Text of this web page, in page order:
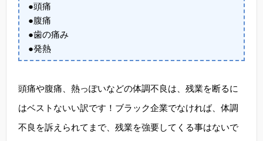
●頭痛
●腹痛
●歯の痛み
●発熱
頭痛や腹痛、熱っぽいなどの体調不良は、残業を断るに
はベストないい訳です！ブラック企業でなければ、体調
不良を訴えられてまで、残業を強要してくる事はないで